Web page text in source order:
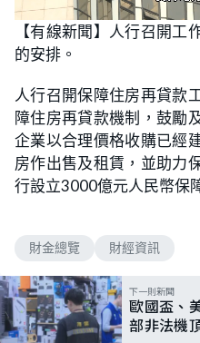
U
n
m
o
a
d
8
.
2
4
%
【有線新聞】人行召開工
的安排。
人行召開保障住房再貸款
障住房再貸款機制，鼓勵
企業以合理價格收購已經
房作出售及租賃，並助力
行設立3000億元人民幣保
財金總覽 財經資訊
下一則新聞
歐國盃、
部非法機